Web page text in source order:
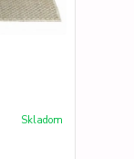
Skladom